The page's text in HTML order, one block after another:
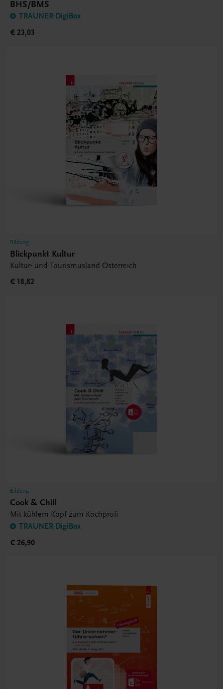
BHS/BMS
TRAUNER-DigiBox
€ 23,03
Bildung
Blickpunkt Kultur
Kultur- und Tourismusland Österreich
€ 18,82
Bildung
Cook & Chill
Mit kühlem Kopf zum Kochprofi
TRAUNER-DigiBox
€ 26,90